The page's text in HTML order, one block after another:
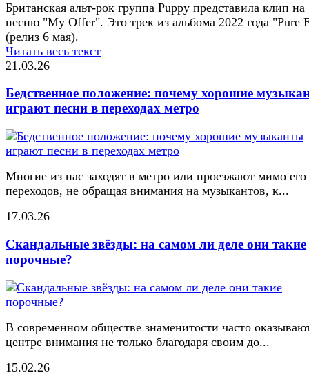
Британская альт-рок группа Puppy представила клип на
песню "My Offer". Это трек из альбома 2022 года "Pure
(релиз 6 мая).
Читать весь текст
21.03.26
Бедственное положение: почему хорошие
играют песни в переходах метро
Многие из нас заходят в метро или проезжают мимо его
переходов, не обращая внимания на музыкантов, к...
17.03.26
Скандальные звёзды: на самом ли деле они такие
порочные?
В современном обществе знаменитости часто
центре внимания не только благодаря своим до...
15.02.26